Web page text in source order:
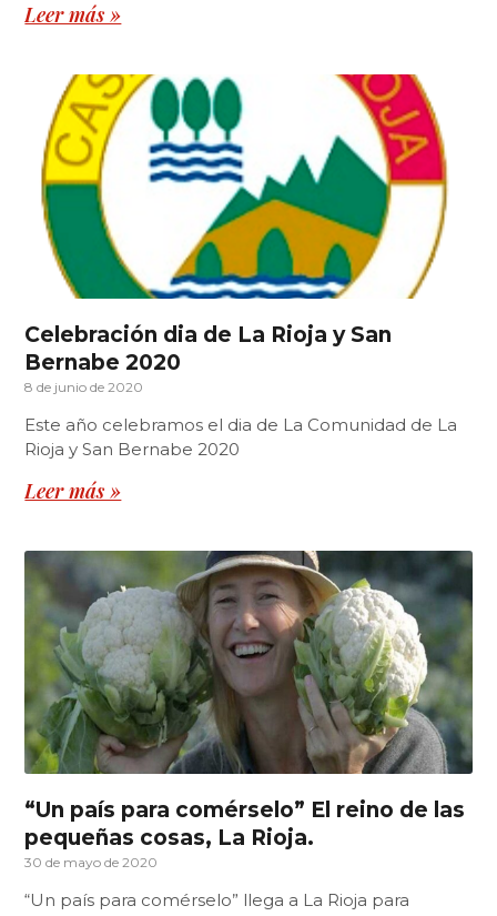
Leer más »
Celebración dia de La Rioja y San
Bernabe 2020
8 de junio de 2020
Este año celebramos el dia de La Comunidad de La
Rioja y San Bernabe 2020
Leer más »
“Un país para comérselo” El reino de las
pequeñas cosas, La Rioja.
30 de mayo de 2020
“Un país para comérselo” llega a La Rioja para